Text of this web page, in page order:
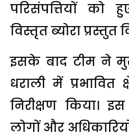
परिसंपत्तियों को
विस्तृत ब्योरा प्रस्तुत
इसके बाद टीम ने
धराली में प्रभावित
निरीक्षण किया।
लोगों और